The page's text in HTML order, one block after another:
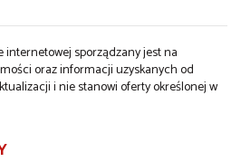
sporządzany jest na
oraz informacji uzyskanych od
i nie stanowi oferty określonej w